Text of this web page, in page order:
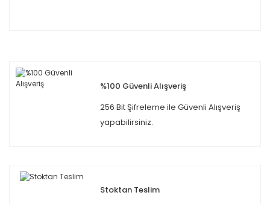
%100 Güvenli Alışveriş
256 Bit Şifreleme ile Güvenli Alışveriş
yapabilirsiniz.
Stoktan Teslim